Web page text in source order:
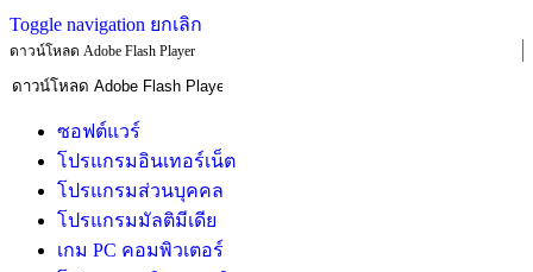
Toggle navigation ยกเลิก
ดาวน์โหลด Adobe Flash Player
ซอฟต์แวร์
โปรแกรมอินเทอร์เน็ต
โปรแกรมส่วนบุคคล
โปรแกรมมัลติมีเดีย
เกม PC คอมพิวเตอร์